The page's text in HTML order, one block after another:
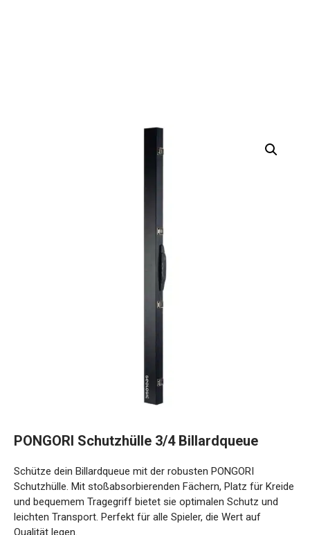
Schutzhülle. Mit stoßabsorbierenden Fächern, Platz für
Kreide und bequemem Tragegriff bietet sie optimalen
Schutz und leichten Transport. Perfekt für alle Spieler, die
Wert auf Qualität legen.